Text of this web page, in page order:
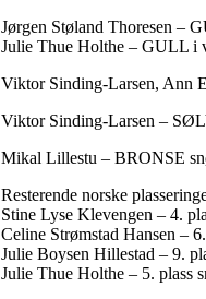
Jørgen Støland Thoresen​ –
Julie Thue Holthe – GULL i​
Viktor Sinding-Larsen, Ann
Viktor Sinding-Larsen –
Mikal Lillestu – BRONSE
Resterende norske
Stine Lyse Klevengen – 4.
Celine Strømstad Hansen –
Julie Boysen Hillestad – 9.
Julie Thue Holthe – 5. plass